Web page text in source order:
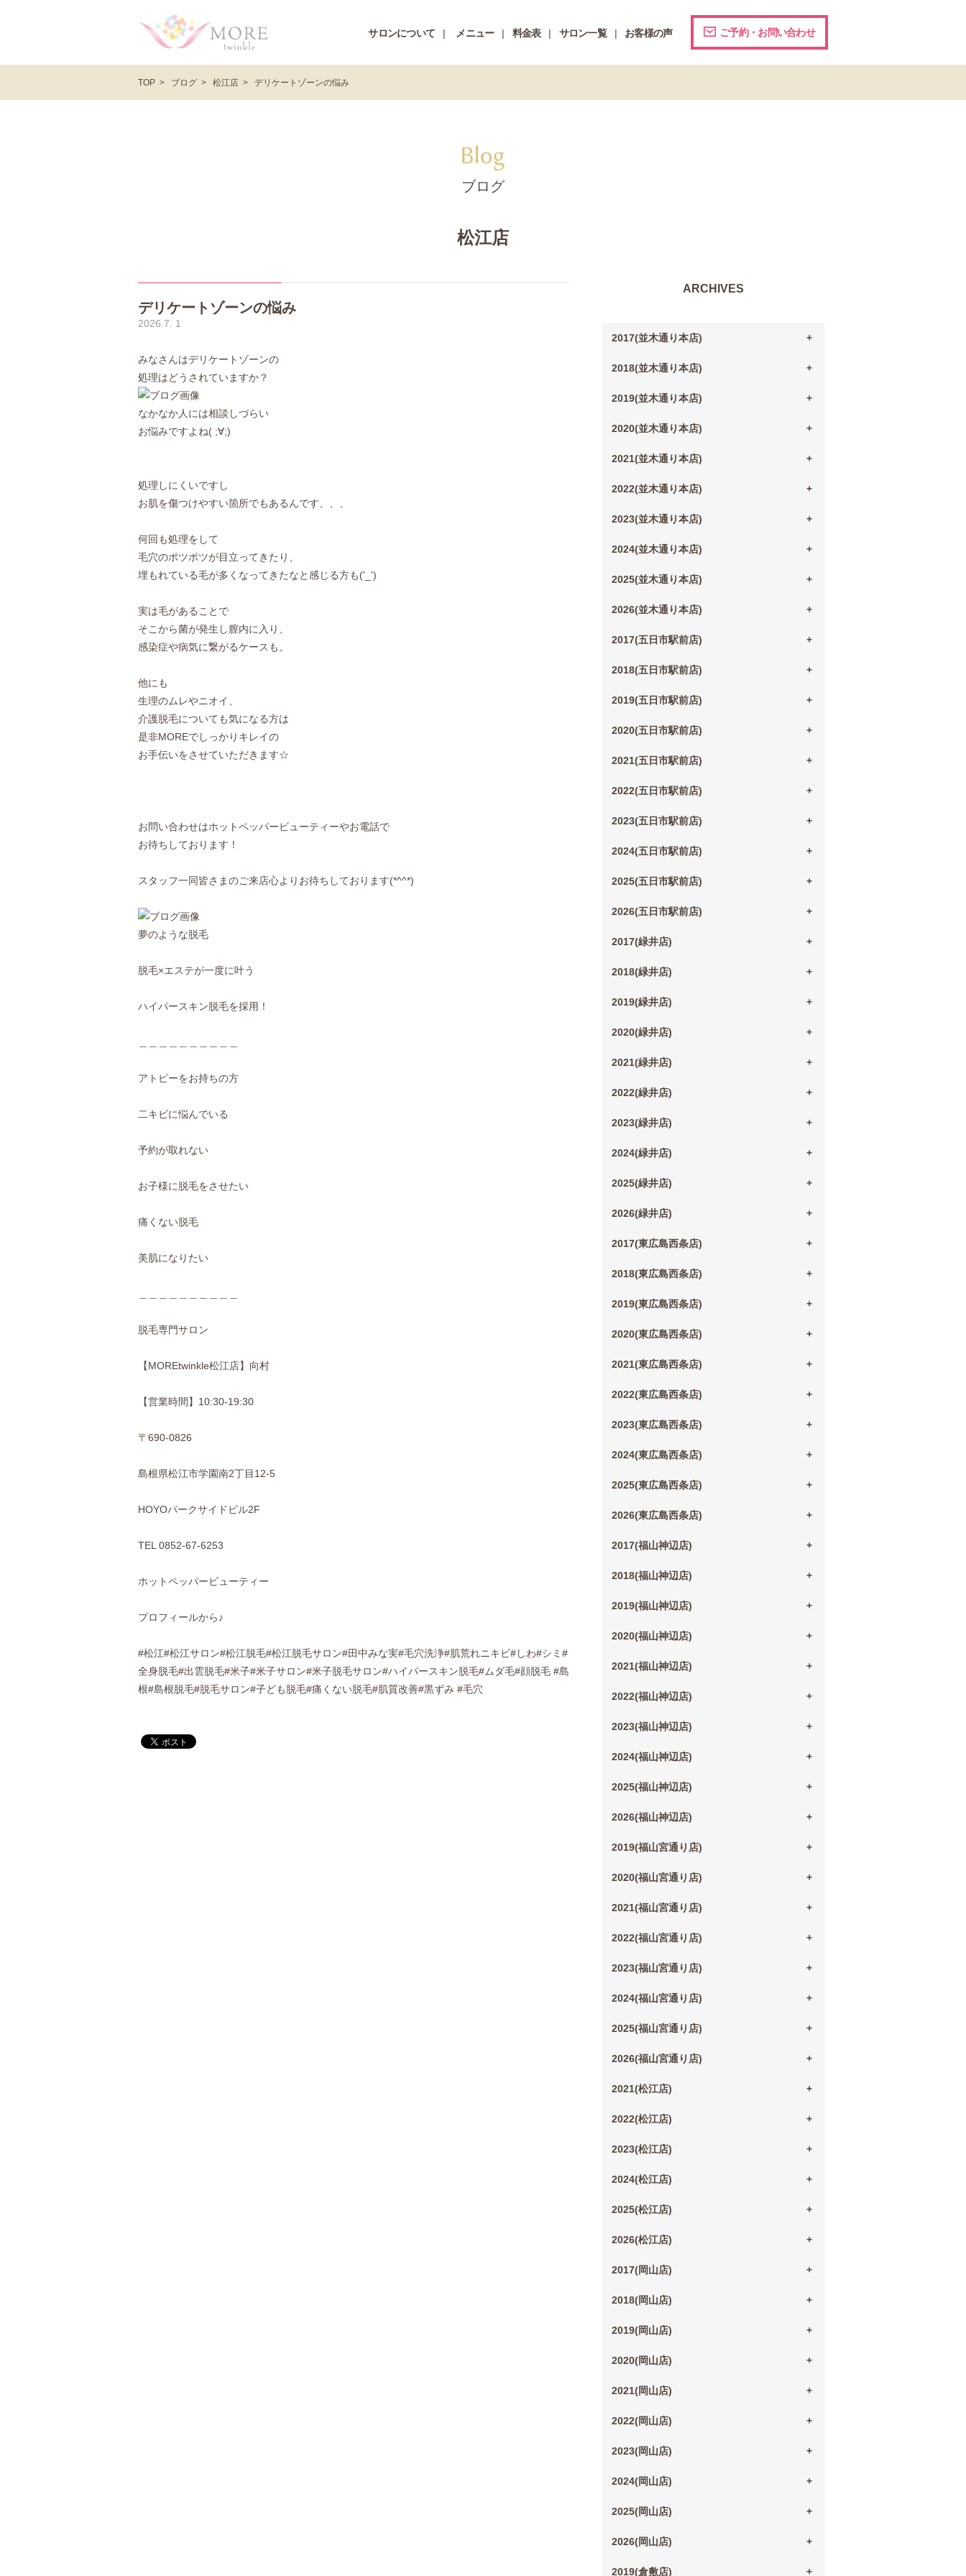
サロンについて メニュー 料金表 サロン一覧 お客様の声 ご予約・お問い合わせ
TOP ブログ 松江店 デリケートゾーンの悩み
ブログ
松江店
デリケートゾーンの悩み
2026.7. 1
みなさんはデリケートゾーンの
処理はどうされていますか？
なかなか人には相談しづらい
お悩みですよね( ;∀;)
処理しにくいですし
お肌を傷つけやすい箇所でもあるんです、、、
何回も処理をして
毛穴のポツポツが目立ってきたり、
埋もれている毛が多くなってきたなと感じる方も('_')
実は毛があることで
そこから菌が発生し膣内に入り、
感染症や病気に繋がるケースも。
他にも
生理のムレやニオイ、
介護脱毛についても気になる方は
是非MOREでしっかりキレイの
お手伝いをさせていただきます☆
お問い合わせはホットペッパービューティーやお電話で
お待ちしております！
スタッフ一同皆さまのご来店心よりお待ちしております(*^^*)
夢のような脱毛
脱毛×エステが一度に叶う
ハイパースキン脱毛を採用！
アトピーをお持ちの方
二キビに悩んでいる
予約が取れない
お子様に脱毛をさせたい
痛くない脱毛
美肌になりたい
脱毛専門サロン
【MOREtwinkle松江店】向村
【営業時間】10:30-19:30
〒690-0826
島根県松江市学園南2丁目12-5
HOYOパークサイドビル2F
TEL 0852-67-6253
ホットペッパービューティー
プロフィールから♪
#松江#松江サロン#松江脱毛#松江脱毛サロン#田中みな実#毛穴洗浄#肌荒れニキビ#しわ#シミ#
全身脱毛#出雲脱毛#米子#米子サロン#米子脱毛サロン#ハイパースキン脱毛#ムダ毛#顔脱毛 #島
根#島根脱毛#脱毛サロン#子ども脱毛#痛くない脱毛#肌質改善#黒ずみ #毛穴
ARCHIVES
2017(並木通り本店)
2018(並木通り本店)
2019(並木通り本店)
2020(並木通り本店)
2021(並木通り本店)
2022(並木通り本店)
2023(並木通り本店)
2024(並木通り本店)
2025(並木通り本店)
2026(並木通り本店)
2017(五日市駅前店)
2018(五日市駅前店)
2019(五日市駅前店)
2020(五日市駅前店)
2021(五日市駅前店)
2022(五日市駅前店)
2023(五日市駅前店)
2024(五日市駅前店)
2025(五日市駅前店)
2026(五日市駅前店)
2017(緑井店)
2018(緑井店)
2019(緑井店)
2020(緑井店)
2021(緑井店)
2022(緑井店)
2023(緑井店)
2024(緑井店)
2025(緑井店)
2026(緑井店)
2017(東広島西条店)
2018(東広島西条店)
2019(東広島西条店)
2020(東広島西条店)
2021(東広島西条店)
2022(東広島西条店)
2023(東広島西条店)
2024(東広島西条店)
2025(東広島西条店)
2026(東広島西条店)
2017(福山神辺店)
2018(福山神辺店)
2019(福山神辺店)
2020(福山神辺店)
2021(福山神辺店)
2022(福山神辺店)
2023(福山神辺店)
2024(福山神辺店)
2025(福山神辺店)
2026(福山神辺店)
2019(福山宮通り店)
2020(福山宮通り店)
2021(福山宮通り店)
2022(福山宮通り店)
2023(福山宮通り店)
2024(福山宮通り店)
2025(福山宮通り店)
2026(福山宮通り店)
2021(松江店)
2022(松江店)
2023(松江店)
2024(松江店)
2025(松江店)
2026(松江店)
2017(岡山店)
2018(岡山店)
2019(岡山店)
2020(岡山店)
2021(岡山店)
2022(岡山店)
2023(岡山店)
2024(岡山店)
2025(岡山店)
2026(岡山店)
2019(倉敷店)